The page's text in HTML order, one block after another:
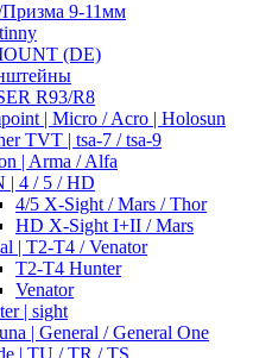
Призма 9-11мм
(DE)
R93/R8
| Micro / Acro | Holosun
TVT | tsa-7 / tsa-9
| Arma / Alfa
| 4 / 5 / HD
4/5 X-Sight / Mars / Thor
HD X-Sight I+II / Mars
| T2-T4 / Venator
T2-T4 Hunter
Venator
| sight
| General / General One
| TU / TR / TS